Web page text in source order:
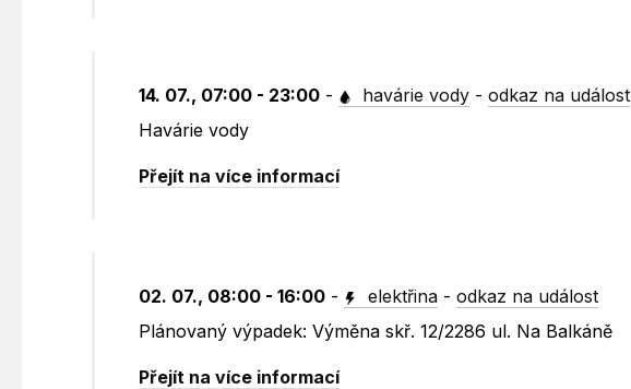
14. 07., 07:00 - 23:00 - havárie vody -odkaz na událost
Havárie vody
Přejít na více informací
02. 07., 08:00 - 16:00 - elektřina -odkaz na událost
Plánovaný výpadek: Výměna skř. 12/2286 ul. Na Balkáně
Přejít na více informací